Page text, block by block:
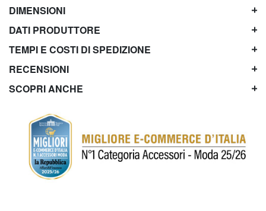
DIMENSIONI
DATI PRODUTTORE
TEMPI E COSTI DI SPEDIZIONE
RECENSIONI
SCOPRI ANCHE